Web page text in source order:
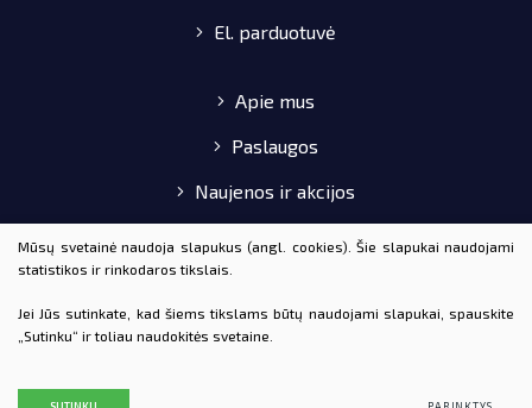
El. parduotuvė
Apie mus
Paslaugos
Naujenos ir akcijos
Pirkimo-pardavimo taisyklės
Mūsų svetainė naudoja slapukus (angl. cookies). Šie slapukai naudojami
statistikos ir rinkodaros tikslais.
Jei Jūs sutinkate, kad šiems tikslams būtų naudojami slapukai, spauskite
„Sutinku“ ir toliau naudokitės svetaine.